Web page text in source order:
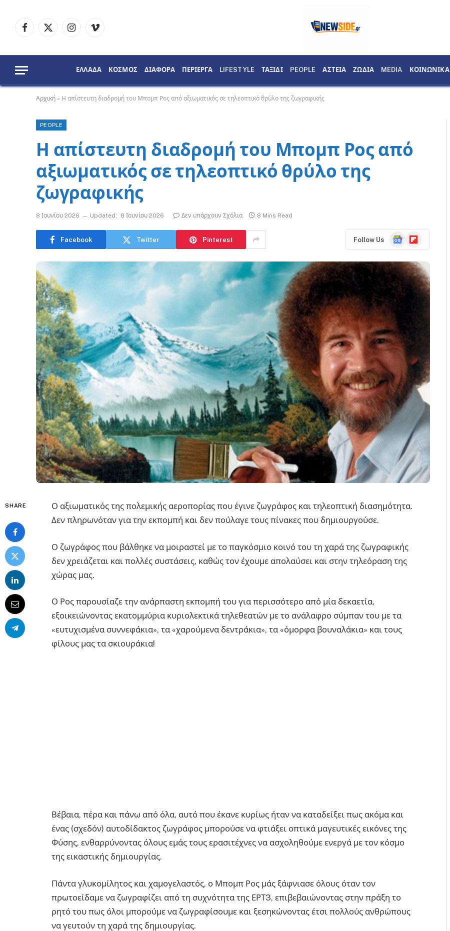
Facebook
X
InstagramVimeo
ΕΛΛΑΔΑ ΚΟΣΜΟΣ ΔΙΑΦΟΡΑ ΠΕΡΙΕΡΓΑ LIFESTYLE ΤΑΞΙΔΙ PEOPLE ΑΣΤΕΙΑ ΖΩΔΙΑ MEDIA ΚΟΙΝΩΝΙΚΑ
Αρχική » Η απίστευτη διαδρομή του Μπομπ Ρος από αξιωματικός σε τηλεοπτικό θρύλο της ζωγραφικής
PEOPLE
Η απίστευτη διαδρομή του Μπομπ Ρος από
αξιωματικός σε τηλεοπτικό θρύλο της
ζωγραφικής
8 Ιουνίου 2026 Updated: 8 Ιουνίου 2026 Δεν υπάρχουν Σχόλια 8 Mins Read
Facebook Twitter Pinterest Follow Us
GoogleFlipboard
SHARE
Ο αξιωματικός της πολεμικής αεροπορίας που έγινε ζωγράφος και τηλεοπτική διασημότητα.
Δεν πληρωνόταν για την εκπομπή και δεν πούλαγε τους πίνακες που δημιουργούσε.
Ο ζωγράφος που βάλθηκε να μοιραστεί με το παγκόσμιο κοινό του τη χαρά της ζωγραφικής
δεν χρειάζεται και πολλές συστάσεις, καθώς τον έχουμε απολαύσει και στην τηλεόραση της
χώρας μας.
Ο Ρος παρουσίαζε την ανάρπαστη εκπομπή του για περισσότερο από μία δεκαετία,
εξοικειώνοντας εκατομμύρια κυριολεκτικά τηλεθεατών με το ανάλαφρο σύμπαν του με τα
«ευτυχισμένα συννεφάκια», τα «χαρούμενα δεντράκια», τα «όμορφα βουναλάκια» και τους
φίλους μας τα σκιουράκια!
Βέβαια, πέρα και πάνω από όλα, αυτό που έκανε κυρίως ήταν να καταδείξει πως ακόμα και
ένας (σχεδόν) αυτοδίδακτος ζωγράφος μπορούσε να φτιάξει οπτικά μαγευτικές εικόνες της
Φύσης, ενθαρρύνοντας όλους εμάς τους ερασιτέχνες να ασχοληθούμε ενεργά με τον κόσμο
της εικαστικής δημιουργίας.
Πάντα γλυκομίλητος και χαμογελαστός, ο Μπομπ Ρος μάς ξάφνιασε όλους όταν τον
πρωτοείδαμε να ζωγραφίζει από τη συχνότητα της ΕΡΤ3, επιβεβαιώνοντας στην πράξη το
ρητό του πως όλοι μπορούμε να ζωγραφίσουμε και ξεσηκώνοντας έτσι πολλούς ανθρώπους
να γευτούν τη χαρά της δημιουργίας.